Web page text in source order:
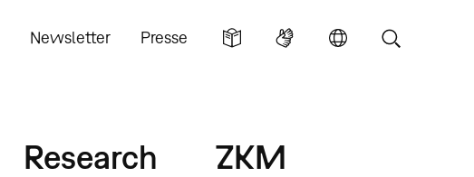
Newsletter Presse
Research ZKM